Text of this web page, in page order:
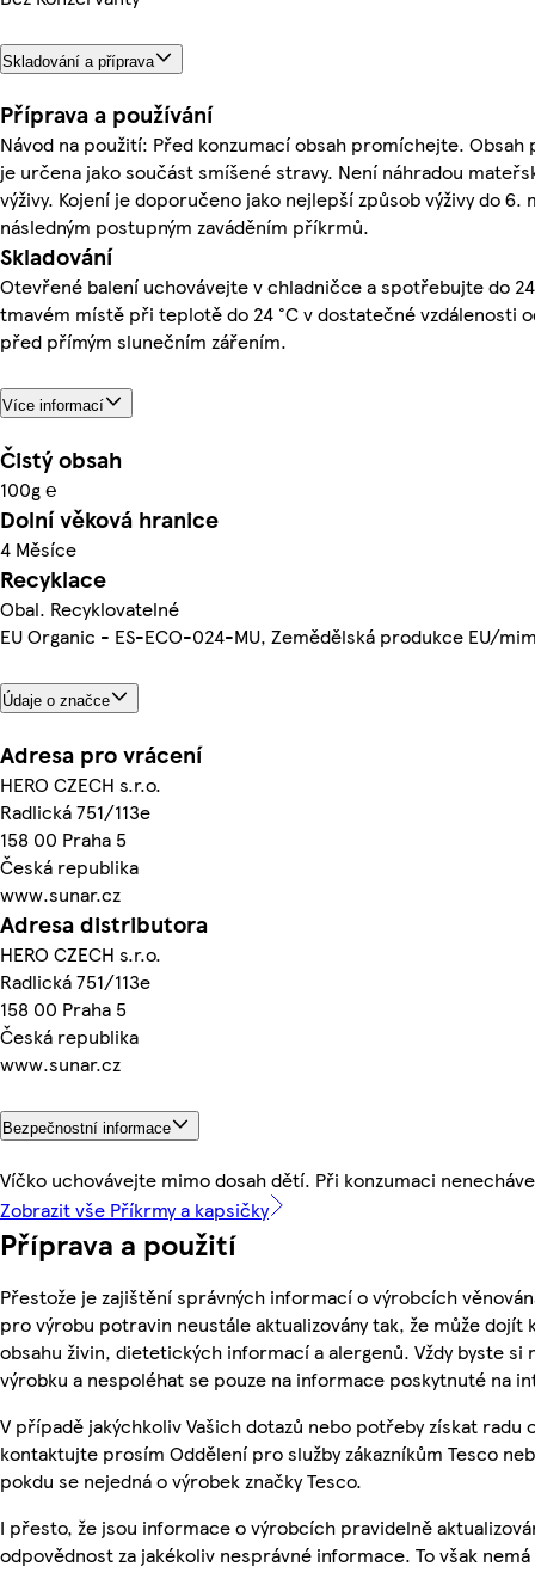
Skladování a příprava
Příprava a používání
Návod na použití: Před konzumací obsah promíchejte.
je určena jako součást smíšené stravy. Není náhradou
výživy. Kojení je doporučeno jako nejlepší způsob výživy do
následným postupným zaváděním příkrmů.
Skladování
Otevřené balení uchovávejte v chladničce a spotřebujte do
tmavém místě při teplotě do 24 °C v dostatečné vzdálenosti
před přímým slunečním zářením.
Více informací
Čistý obsah
100g ℮
Dolní věková hranice
4 Měsíce
Recyklace
Obal. Recyklovatelné
EU Organic - ES-ECO-024-MU, Zemědělská produkce EU/
Údaje o značce
Adresa pro vrácení
HERO CZECH s.r.o.
Radlická 751/113e
158 00 Praha 5
Česká republika
www.sunar.cz
Adresa distributora
HERO CZECH s.r.o.
Radlická 751/113e
158 00 Praha 5
Česká republika
www.sunar.cz
Bezpečnostní informace
Víčko uchovávejte mimo dosah dětí. Při konzumaci
Zobrazit vše Příkrmy a kapsičky
Příprava a použití
Přestože je zajištění správných informací o výrobcích
pro výrobu potravin neustále aktualizovány tak, že může dojít
obsahu živin, dietetických informací a alergenů. Vždy byste
výrobku a nespoléhat se pouze na informace poskytnuté na
V případě jakýchkoliv Vašich dotazů nebo potřeby získat radu
kontaktujte prosím Oddělení pro služby zákazníkům Tesco
pokdu se nejedná o výrobek značky Tesco.
I přesto, že jsou informace o výrobcích pravidelně
odpovědnost za jakékoliv nesprávné informace. To však